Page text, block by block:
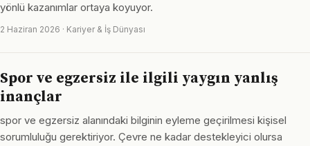
yönlü kazanımlar ortaya koyuyor.
2 Haziran 2026 · Kariyer & İş Dünyası
Spor ve egzersiz ile ilgili yaygın yanlış
inançlar
spor ve egzersiz alanındaki bilginin eyleme geçirilmesi kişisel
sorumluluğu gerektiriyor. Çevre ne kadar destekleyici olursa